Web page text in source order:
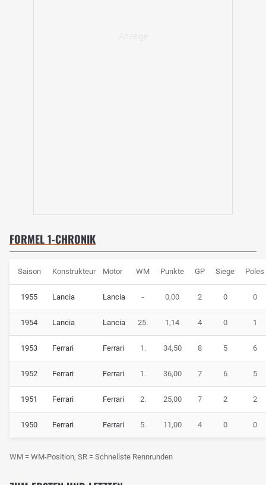
FORMEL 1-CHRONIK
Saison Konstrukteur Motor WM Punkte GP Siege Poles
1955 Lancia Lancia - 0,00 2 0 0
1954 Lancia Lancia 25. 1,14 4 0 1
1953 Ferrari Ferrari 1. 34,50 8 5 6
1952 Ferrari Ferrari 1. 36,00 7 6 5
1951 Ferrari Ferrari 2. 25,00 7 2 2
1950 Ferrari Ferrari 5. 11,00 4 0 0
WM = WM-Position, SR = Schnellste Rennrunden